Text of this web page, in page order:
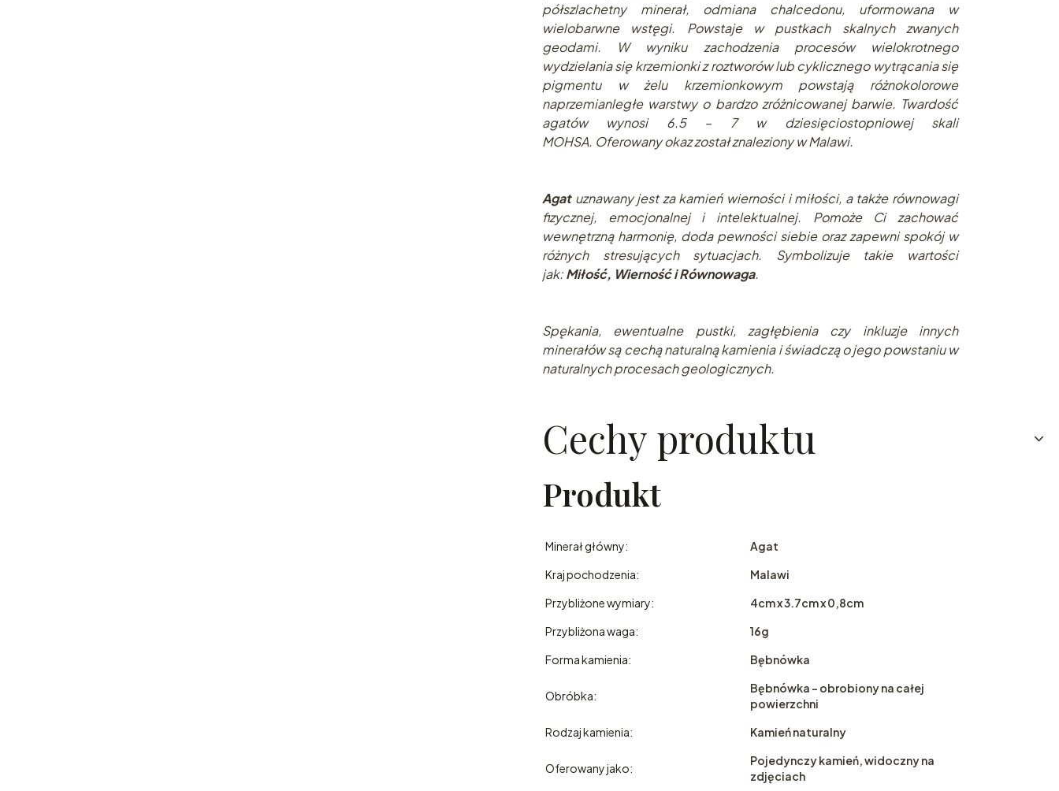
półszlachetny minerał, odmiana chalcedonu, uformowana w
wielobarwne wstęgi. Powstaje w pustkach skalnych zwanych
geodami. W wyniku zachodzenia procesów wielokrotnego
wydzielania się krzemionki z roztworów lub cyklicznego wytrącania się
pigmentu w żelu krzemionkowym powstają różnokolorowe
naprzemianległe warstwy o bardzo zróżnicowanej barwie. Twardość
agatów wynosi 6.5 – 7 w dziesięciostopniowej skali
MOHSA. Oferowany okaz został znaleziony w Malawi.
Agatuznawany jest za kamień wierności i miłości, a także równowagi
fizycznej, emocjonalnej i intelektualnej. Pomoże Ci zachować
wewnętrzną harmonię, doda pewności siebie oraz zapewni spokój w
różnych stresujących sytuacjach. Symbolizuje takie wartości
jak:Miłość, Wierność i Równowaga.
Spękania, ewentualne pustki, zagłębienia czy inkluzje innych
minerałów są cechą naturalną kamienia i świadczą o jego powstaniu w
naturalnych procesach geologicznych.
Cechy produktu
Produkt
Minerał główny:
Agat
Kraj pochodzenia:
Malawi
Przybliżone wymiary:
4cm x 3.7cm x 0,8cm
Przybliżona waga:
16g
Forma kamienia:
Bębnówka
Obróbka:
Bębnówka - obrobiony na całej
powierzchni
Rodzaj kamienia:
Kamień naturalny
Oferowany jako:
Pojedynczy kamień, widoczny na
zdjęciach